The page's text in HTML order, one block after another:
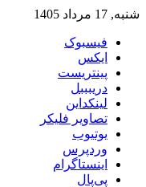
شنبه, 17 مرداد 1405
فیسبوک
ایکس
پینتریست
دریبببل
لینکداین
تصاویر فلیکر
یوتیوب
وردپرس
اینستاگرام
پی‌پال